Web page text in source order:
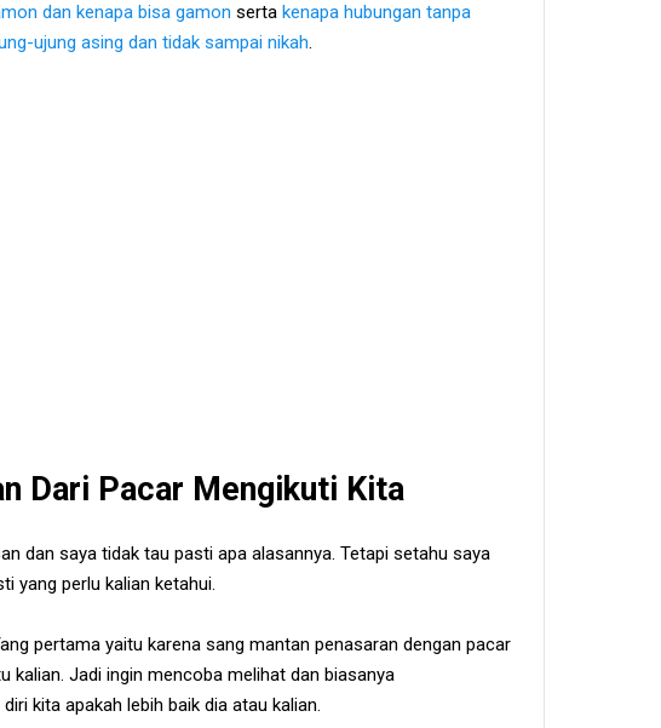
dan kenapa bisa gamon serta kenapa hubungan tanpa
ujung asing dan tidak sampai nikah.
Dari Pacar Mengikuti Kita
dan saya tidak tau pasti apa alasannya. Tetapi setahu saya
yang perlu kalian ketahui.
pertama yaitu karena sang mantan penasaran dengan pacar
kalian. Jadi ingin mencoba melihat dan biasanya
kita apakah lebih baik dia atau kalian.